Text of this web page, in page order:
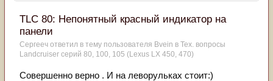
TLC 80: Непонятный красный индикатор на
панели
Сергееч ответил в тему пользователя Bvein в Тех. вопросы
Landcruiser серий 80, 100, 105 (Lexus LX 450, 470)
Совершенно верно . И на леворульках стоит:)